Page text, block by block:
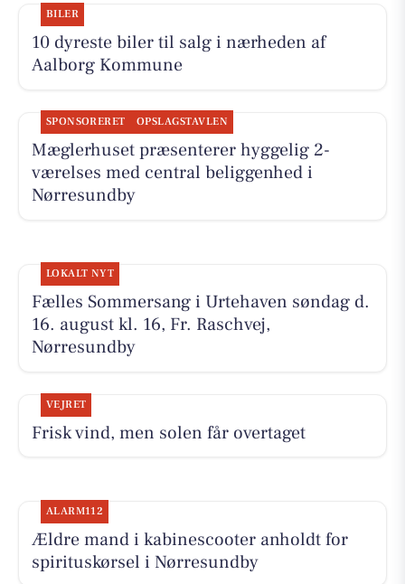
BILER
10 dyreste biler til salg i nærheden af
Aalborg Kommune
SPONSORERET OPSLAGSTAVLEN
Mæglerhuset præsenterer hyggelig 2-
værelses med central beliggenhed i
Nørresundby
LOKALT NYT
Fælles Sommersang i Urtehaven søndag d.
16. august kl. 16, Fr. Raschvej,
Nørresundby
VEJRET
Frisk vind, men solen får overtaget
ALARM112
Ældre mand i kabinescooter anholdt for
spirituskørsel i Nørresundby